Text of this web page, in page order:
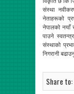
संस्था
नेताहरूको
नेपालको नयाँ
पाउने
संस्थाको
निगरानी
Share to: